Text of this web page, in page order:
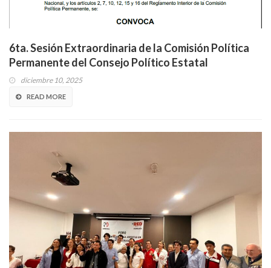
6ta. Sesión Extraordinaria de la Comisión Política
Permanente del Consejo Político Estatal
diciembre 10, 2025
READ MORE